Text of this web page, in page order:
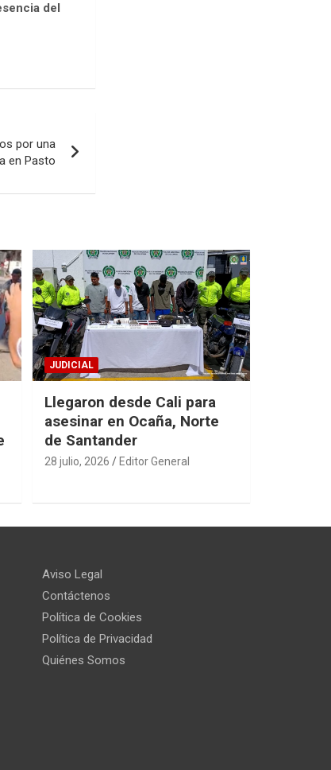
del
por una
en Pasto
JUDICIAL
Llegaron desde Cali para
asesinar en Ocaña, Norte
de Santander
28 julio, 2026 Editor General
Aviso Legal
Contáctenos
Política de Cookies
Política de Privacidad
Quiénes Somos